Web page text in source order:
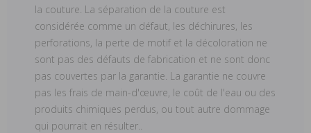
la couture. La séparation de la couture est
considérée comme un défaut, les déchirures, les
perforations, la perte de motif et la décoloration ne
sont pas des défauts de fabrication et ne sont donc
pas couvertes par la garantie. La garantie ne couvre
pas les frais de main-d'œuvre, le coût de l'eau ou des
produits chimiques perdus, ou tout autre dommage
qui pourrait en résulter..